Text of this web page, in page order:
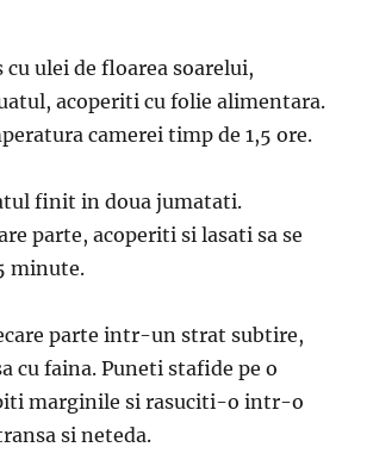
cu ulei de floarea soarelui,
acoperiti cu folie alimentara.
camerei timp de 1,5 ore.
finit in doua jumatati.
parte, acoperiti si lasati sa se
minute.
parte intr-un strat subtire,
cu faina. Puneti stafide pe o
marginile si rasuciti-o intr-o
si neteda.